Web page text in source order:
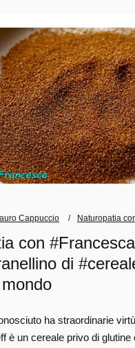
Cappuccio Naturopatia
con
di
ha straordinarie
è un cereale privo di glutine